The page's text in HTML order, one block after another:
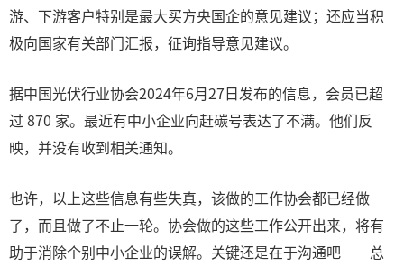
游、下游客户特别是最大买方央国企的意见建议；还应当积
极向国家有关部门汇报，征询指导意见建议。
据中国光伏行业协会2024年6月27日发布的信息，会员已超
过 870 家。最近有中小企业向赶碳号表达了不满。他们反
映，并没有收到相关通知。
也许，以上这些信息有些失真，该做的工作协会都已经做
了，而且做了不止一轮。协会做的这些工作公开出来，将有
助于消除个别中小企业的误解。关键还是在于沟通吧——总